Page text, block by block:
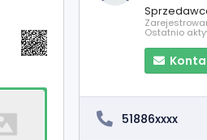
Ostatnio
51886xxxx